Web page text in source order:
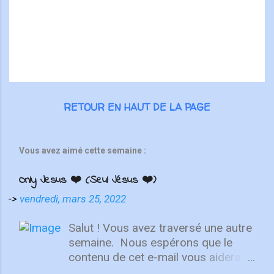
RETOUR EN HAUT DE LA PAGE
Vous avez aimé cette semaine :
Only Jesus ❤️ (Seul Jésus ❤️)
-> vendredi, mars 25, 2022
Salut ! Vous avez traversé une autre
semaine. ⁣ Nous espérons que le
contenu de cet e-mail vous aidera à